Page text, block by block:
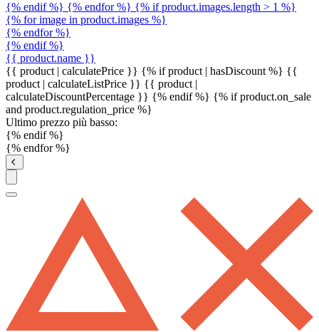
{% endif %} {% endfor %} {% if product.images.length > 1 %}
{% for image in product.images %}
{% endfor %}
{% endif %}
{{ product.name }}
{{ product | calculatePrice }} {% if product | hasDiscount %} {{
product | calculateListPrice }} {{ product |
calculateDiscountPercentage }} {% endif %} {% if product.on_sale
and product.regulation_price %}
Ultimo prezzo più basso:
{% endif %}
{% endfor %}